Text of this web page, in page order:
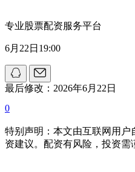
专业股票配资服务平台
6月22日19:00
最后修改：2026年6月22日
0
特别声明：本文由互联网用
资建议。配资有风险，投资需